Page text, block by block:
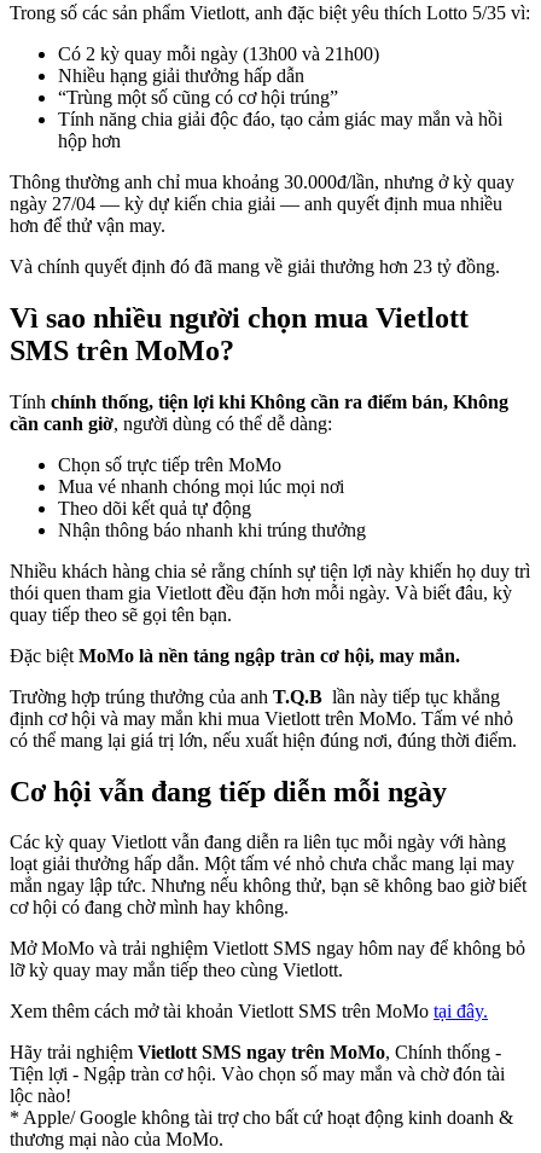
Trong số các sản phẩm Vietlott, anh đặc biệt yêu thích Lotto 5/35 vì:
Có 2 kỳ quay mỗi ngày (13h00 và 21h00)
Nhiều hạng giải thưởng hấp dẫn
“Trùng một số cũng có cơ hội trúng”
Tính năng chia giải độc đáo, tạo cảm giác may mắn và hồi
hộp hơn
Thông thường anh chỉ mua khoảng 30.000đ/lần, nhưng ở kỳ quay
ngày 27/04 — kỳ dự kiến chia giải — anh quyết định mua nhiều
hơn để thử vận may.
Và chính quyết định đó đã mang về giải thưởng hơn 23 tỷ đồng.
Vì sao nhiều người chọn mua Vietlott
SMS trên MoMo?
Tính chính thống, tiện lợi khi Không cần ra điểm bán, Không
cần canh giờ, người dùng có thể dễ dàng:
Chọn số trực tiếp trên MoMo
Mua vé nhanh chóng mọi lúc mọi nơi
Theo dõi kết quả tự động
Nhận thông báo nhanh khi trúng thưởng
Nhiều khách hàng chia sẻ rằng chính sự tiện lợi này khiến họ duy trì
thói quen tham gia Vietlott đều đặn hơn mỗi ngày. Và biết đâu, kỳ
quay tiếp theo sẽ gọi tên bạn.
Đặc biệt MoMo là nền tảng ngập tràn cơ hội, may mắn.
Trường hợp trúng thưởng của anh T.Q.B lần này tiếp tục khẳng
định cơ hội và may mắn khi mua Vietlott trên MoMo. Tấm vé nhỏ
có thể mang lại giá trị lớn, nếu xuất hiện đúng nơi, đúng thời điểm.
Cơ hội vẫn đang tiếp diễn mỗi ngày
Các kỳ quay Vietlott vẫn đang diễn ra liên tục mỗi ngày với hàng
loạt giải thưởng hấp dẫn. Một tấm vé nhỏ chưa chắc mang lại may
mắn ngay lập tức. Nhưng nếu không thử, bạn sẽ không bao giờ biết
cơ hội có đang chờ mình hay không.
Mở MoMo và trải nghiệm Vietlott SMS ngay hôm nay để không bỏ
lỡ kỳ quay may mắn tiếp theo cùng Vietlott.
Xem thêm cách mở tài khoản Vietlott SMS trên MoMo tại đây.
Hãy trải nghiệm Vietlott SMS ngay trên MoMo, Chính thống -
Tiện lợi - Ngập tràn cơ hội. Vào chọn số may mắn và chờ đón tài
lộc nào!
* Apple/ Google không tài trợ cho bất cứ hoạt động kinh doanh &
thương mại nào của MoMo.